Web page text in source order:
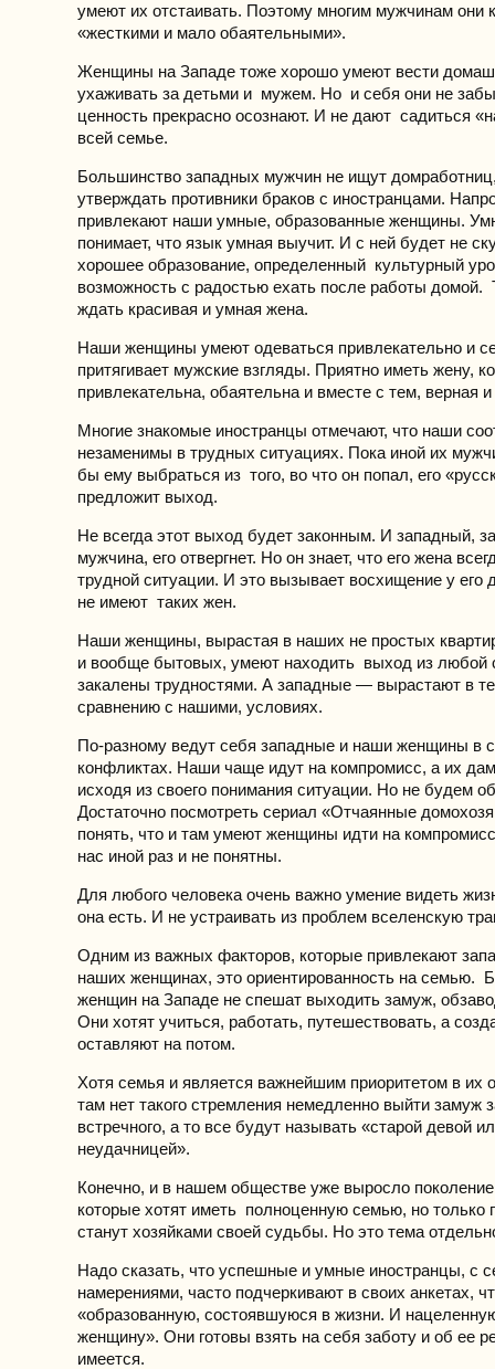
умеют их отстаивать. Поэтому многим мужчинам они
«жесткими и мало обаятельными».
Женщины на Западе тоже хорошо умеют вести
ухаживать за детьми и мужем. Но и себя они не
ценность прекрасно осознают. И не дают садиться
всей семье.
Большинство западных мужчин не ищут
утверждать противники браков с иностранцами.
привлекают наши умные, образованные женщины.
понимает, что язык умная выучит. И с ней будет не
хорошее образование, определенный культурный
возможность с радостью ехать после работы домой.
ждать красивая и умная жена.
Наши женщины умеют одеваться привлекательно и
притягивает мужские взгляды. Приятно иметь жену,
привлекательна, обаятельна и вместе с тем, верная
Многие знакомые иностранцы отмечают, что наши
незаменимы в трудных ситуациях. Пока иной их
бы ему выбраться из того, во что он попал, его
предложит выход.
Не всегда этот выход будет законным. И западный,
мужчина, его отвергнет. Но он знает, что его жена
трудной ситуации. И это вызывает восхищение у его
не имеют таких жен.
Наши женщины, вырастая в наших не простых
и вообще бытовых, умеют находить выход из любой
закалены трудностями. А западные — вырастают в
сравнению с нашими, условиях.
По-разному ведут себя западные и наши женщины в
конфликтах. Наши чаще идут на компромисс, а их
исходя из своего понимания ситуации. Но не будем
Достаточно посмотреть сериал «Отчаянные
понять, что и там умеют женщины идти на
нас иной раз и не понятны.
Для любого человека очень важно умение видеть
она есть. И не устраивать из проблем вселенскую
Одним из важных факторов, которые привлекают
наших женщинах, это ориентированность на семью.
женщин на Западе не спешат выходить замуж,
Они хотят учиться, работать, путешествовать, а
оставляют на потом.
Хотя семья и является важнейшим приоритетом в их
там нет такого стремления немедленно выйти замуж
встречного, а то все будут называть «старой девой
неудачницей».
Конечно, и в нашем обществе уже выросло
которые хотят иметь полноценную семью, но только
станут хозяйками своей судьбы. Но это тема
Надо сказать, что успешные и умные иностранцы, с
намерениями, часто подчеркивают в своих анкетах,
«образованную, состоявшуюся в жизни. И
женщину». Они готовы взять на себя заботу и об ее
имеется.